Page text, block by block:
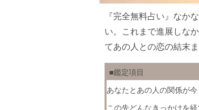
『完全無料占い』なか
い。これまで進展しな
てあの人との恋の結末
■鑑定項目
あなたとあの人の関係が
この先どんなきっかけを